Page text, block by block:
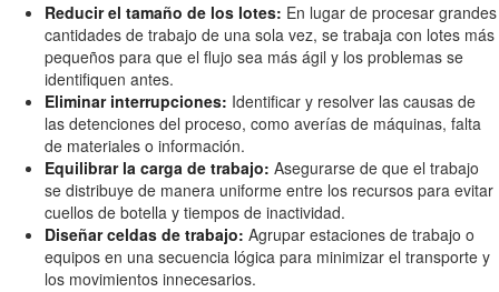
Reducir el tamaño de los lotes: En lugar de procesar grandes
cantidades de trabajo de una sola vez, se trabaja con lotes más
pequeños para que el flujo sea más ágil y los problemas se
identifiquen antes.
Eliminar interrupciones: Identificar y resolver las causas de
las detenciones del proceso, como averías de máquinas, falta
de materiales o información.
Equilibrar la carga de trabajo: Asegurarse de que el trabajo
se distribuye de manera uniforme entre los recursos para evitar
cuellos de botella y tiempos de inactividad.
Diseñar celdas de trabajo: Agrupar estaciones de trabajo o
equipos en una secuencia lógica para minimizar el transporte y
los movimientos innecesarios.